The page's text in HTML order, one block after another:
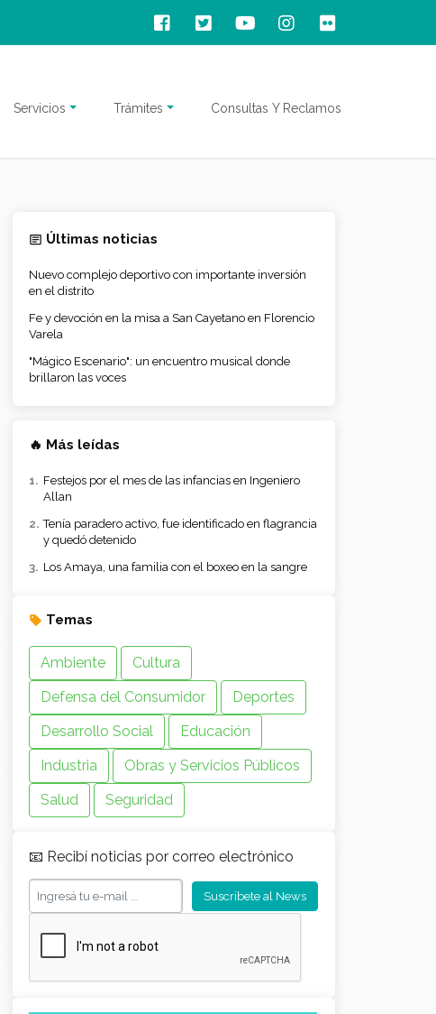
Servicios Trámites Consultas Y Reclamos
Últimas noticias
Nuevo complejo deportivo con importante inversión
en el distrito
Fe y devoción en la misa a San Cayetano en Florencio
Varela
"Mágico Escenario": un encuentro musical donde
brillaron las voces
🔥 Más leídas
Festejos por el mes de las infancias en Ingeniero
Allan
Tenía paradero activo, fue identificado en flagrancia
y quedó detenido
Los Amaya, una familia con el boxeo en la sangre
Temas
Ambiente
Cultura
Defensa del Consumidor
Deportes
Desarrollo Social
Educación
Industria
Obras y Servicios Públicos
Salud
Seguridad
📧 Recibí noticias por correo electrónico